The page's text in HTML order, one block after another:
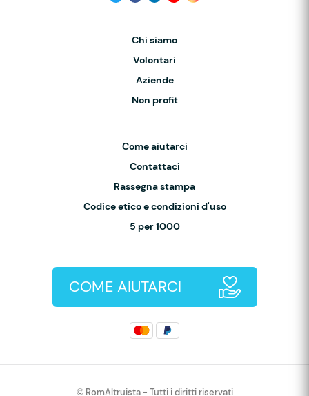
Chi siamo
Volontari
Aziende
Non profit
Come aiutarci
Contattaci
Rassegna stampa
Codice etico e condizioni d'uso
5 per 1000
COME AIUTARCI
© RomAltruista - Tutti i diritti riservati